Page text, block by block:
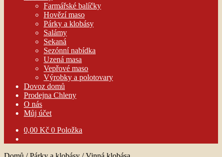
Farmářské balíčky
Hovězí maso
Párky a klobásy
Salámy
Sekaná
Sezónní nabídka
Uzená masa
Vepřové maso
Výrobky a polotovary
Dovoz domů
Prodejna Chleny
O nás
Můj účet
0,00 Kč 0 Položka